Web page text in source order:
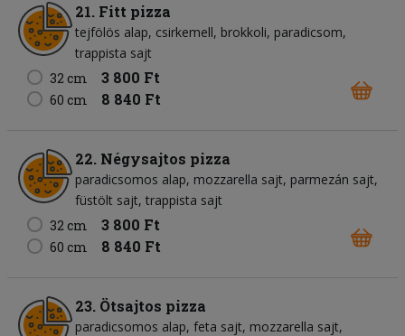
21. Fitt pizza
tejfölös alap csirkemell brokkoli paradicsom
trappista sajt
32 cm
3 800 Ft
60 cm 8 840 Ft
22. Négysajtos pizza
paradicsomos alap mozzarella sajt parmezán sajt
füstölt sajt trappista sajt
32 cm
3 800 Ft
60 cm 8 840 Ft
23. Ötsajtos pizza
paradicsomos alap feta sajt mozzarella sajt